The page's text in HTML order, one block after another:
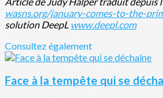
wasns.org/january-comes-to-the-
solution DeepL www.deepl.com
Consultez également
Face à la tempête qui se